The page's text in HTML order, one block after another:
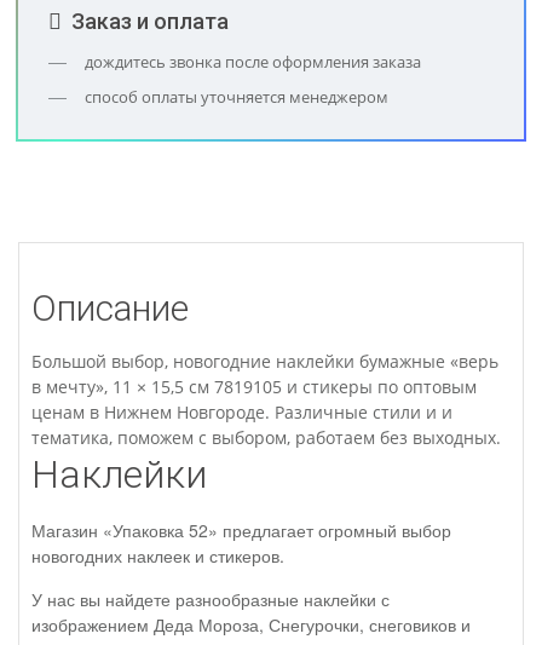
Заказ и оплата
дождитесь звонка после оформления заказа
способ оплаты уточняется менеджером
Описание
Большой выбор, новогодние наклейки бумажные «верь
в мечту», 11 × 15,5 см 7819105 и стикеры по оптовым
ценам в Нижнем Новгороде. Различные стили и и
тематика, поможем с выбором, работаем без выходных.
Наклейки
Магазин «Упаковка 52» предлагает огромный выбор
новогодних наклеек и стикеров.
У нас вы найдете разнообразные наклейки с
изображением Деда Мороза, Снегурочки, снеговиков и